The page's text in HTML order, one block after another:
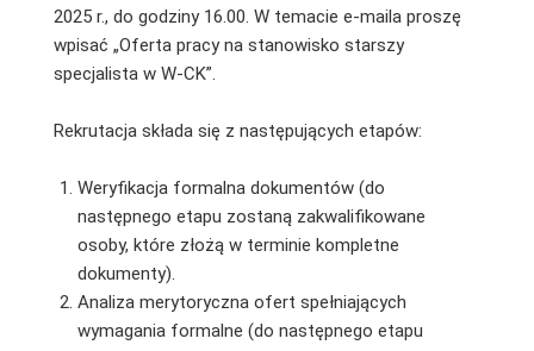
2025 r., do godziny 16.00. W temacie e-maila proszę
wpisać „Oferta pracy na stanowisko starszy
specjalista w W-CK”.
Rekrutacja składa się z następujących etapów:
Weryfikacja formalna dokumentów (do
następnego etapu zostaną zakwalifikowane
osoby, które złożą w terminie kompletne
dokumenty).
Analiza merytoryczna ofert spełniających
wymagania formalne (do następnego etapu